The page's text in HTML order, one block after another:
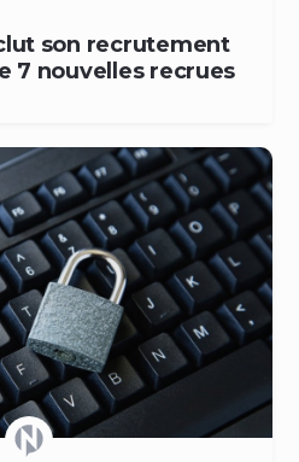
son recrutement
7 nouvelles recrues